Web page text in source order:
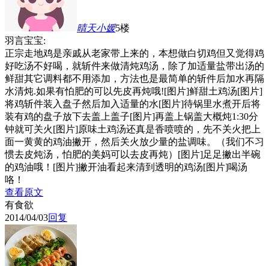
晴天小媛5楼
羽言宝宝:
正宗走地鸡是亲戚从老家带上来的，本想做白切鸡但又觉得鸡
好吃汤不好喝，就斩件来做清炖鸡汤，除了加适量盐带出汤的
鲜甜其它调料都不用添加，方法也是最简单的斩件后加水再隔
水清炖.如果有怕肥的可以先皮再炖哦![图片]鲜甜土鸡汤[图片]
将鸡斩件装入盘子然后加入适量的水[图片]待锅里水煮开后将
装有鸡的盘子放下去盖上盖子[图片]再盖上锅盖大概炖1:30分
钟就可关火[图片]原味土鸡汤还真是香喷喷的，先不关火把上
面一黄黄的鸡油撇开，然后关火放少量的盐调味。（我们不习
惯去皮炖汤，怕肥的美妈可以去皮再炖）[图片]足足撇出半碗
的鸡油哦！[图片]撇开油看起来清到透明的鸡汤[图片]喝汤
咯！
查看原文
有食欲
2014/04/03回复